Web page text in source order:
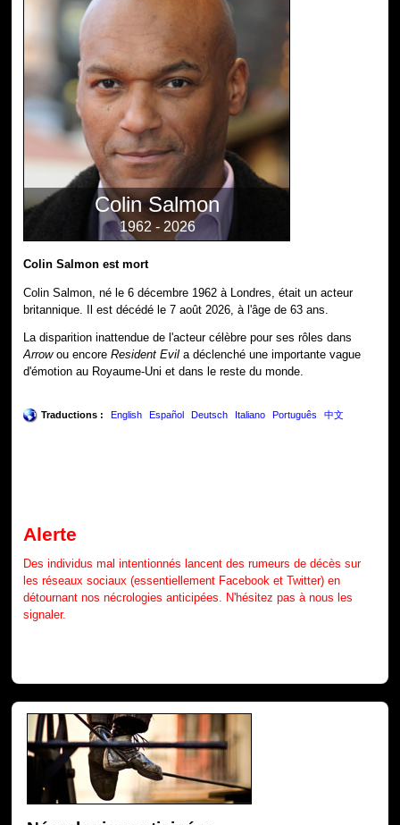
Colin Salmon
1962 - 2026
Colin Salmon est mort
Colin Salmon, né le 6 décembre 1962 à Londres, était un acteur
britannique. Il est décédé le 7 août 2026, à l'âge de 63 ans.
La disparition inattendue de l'acteur célèbre pour ses rôles dans
Arrowou encoreResident Evil a déclenché une importante vague
d'émotion au Royaume-Uni et dans le reste du monde.
Traductions : English Español Deutsch Italiano Português 中文
Alerte
Des individus mal intentionnés lancent des rumeurs de décès sur
les réseaux sociaux (essentiellement Facebook et Twitter) en
détournant nos nécrologies anticipées. N'hésitez pas à nous les
signaler.